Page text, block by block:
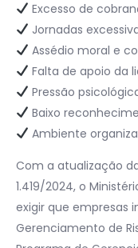
Excesso de
Jornadas
Assédio moral e
Falta de apoio da
Pressão
Baixo
Ambiente
Com a atualização
1.419/2024, o
exigir que empresas
Gerenciamento de